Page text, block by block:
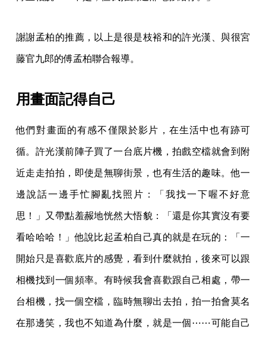
謝謝孟柏的推薦，以上是很是枝裕和的許光漢、與很宮
藤官九郎的傅孟柏聯合報導。
用畫面記得自己
他們對畫面的有感不僅限於影片，在生活中也有跡可
循。許光漢前陣子買了一台底片機，拍戲空檔就會到附
近走走拍拍，即使是無聊街景，也有生活的趣味。他一
邊說話一邊手忙腳亂找照片：「我找一下喔不好意
思！」又帶點羞赧地恍然大悟貌：「還是你其實沒有要
看哈哈哈！」他說比起孟柏自己真的就是在玩的：「一
開始只是喜歡底片的感覺，看到什麼就拍，後來可以跟
相機找到一個頻率。有時候我會喜歡跟自己相處，帶一
台相機，找一個空檔，臨時無聊出去拍，拍一拍會莫名
在那邊笑，我也不知道為什麼，就是一個⋯⋯可能自己